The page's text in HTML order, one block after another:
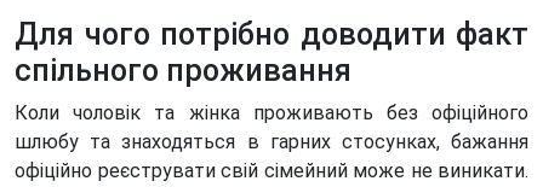
Для чого потрібно доводити факт
спільного проживання
Коли чоловік та жінка проживають без офіційного
шлюбу та знаходяться в гарних стосунках, бажання
офіційно реєструвати свій сімейний може не виникати.